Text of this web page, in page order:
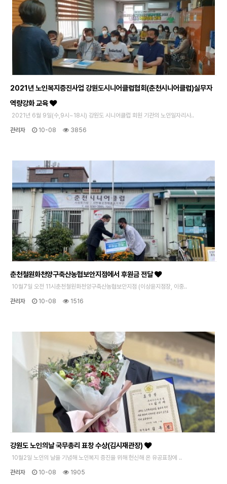
2021년 노인복지증진사업 강원도시니어클럽협회(춘천시니어클럽)실무자
역량강화 교육
2021년 6월 9일(수,9시~18시) 강원도 시니어클럽 회원 기관의 노인일자리사..
관리자 10-08 3856
춘천철원화천양구축산농협보안지점에서 후원금 전달
10월7일 오전 11시춘천철원화천양구축산농협보안지점 (이상윤지점장, 이중..
관리자 10-08 1516
강원도 노인의날 국무총리 표창 수상(김시재관장)
10월2일 노인의 날을 기념해 노인복지 증진을 위해 헌신해 온 유공표창에 ..
관리자 10-08 1905